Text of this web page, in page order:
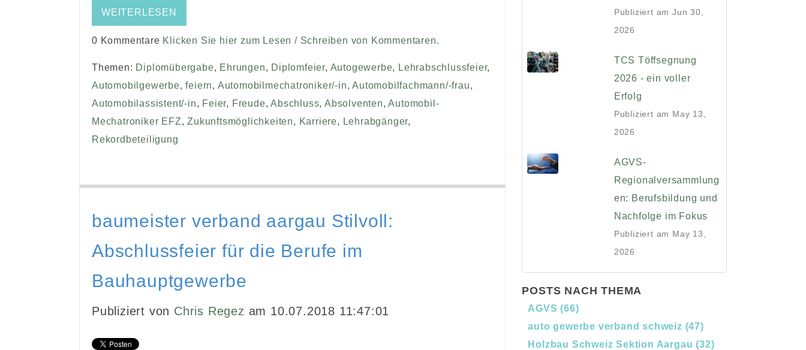
WEITERLESEN
0 Kommentare Klicken Sie hier zum Lesen / Schreiben von Kommentaren.
Themen: Diplomübergabe, Ehrungen, Diplomfeier, Autogewerbe, Lehrabschlussfeier,
Automobilgewerbe,feiern, Automobilmechatroniker/-in,Automobilfachmann/-frau,
Automobilassistent/-in, Feier, Freude,Abschluss,Absolventen,Automobil-
Mechatroniker EFZ,Zukunftsmöglichkeiten, Karriere, Lehrabgänger,
Rekordbeteiligung
baumeister verband aargau Stilvoll:
Abschlussfeier für die Berufe im
Bauhauptgewerbe
Publiziert von Chris Regez am 10.07.2018 11:47:01
Publiziert am Jun 30,
2026
TCS Töffsegnung
2026 - ein voller
Erfolg
Publiziert am May 13,
2026
AGVS-
Regionalversammlung
en: Berufsbildung und
Nachfolge im Fokus
Publiziert am May 13,
2026
POSTS NACH THEMA
AGVS(66)
auto gewerbe verband schweiz (47)
Holzbau Schweiz Sektion Aargau(32)